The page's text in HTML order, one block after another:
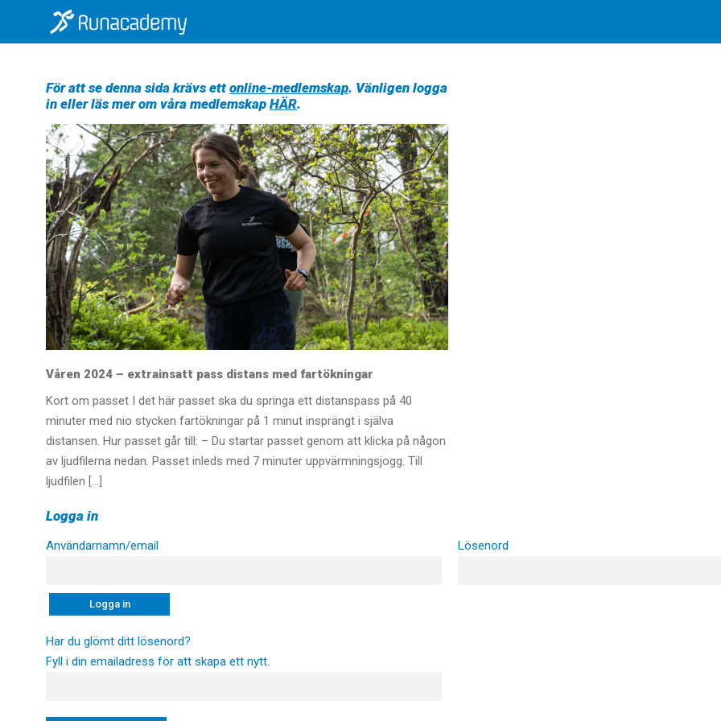
För att se denna sida krävs ett online-medlemskap. Vänligen logga
in eller läs mer om våra medlemskap HÄR.
Våren 2024 – extrainsatt pass distans med fartökningar
Kort om passet I det här passet ska du springa ett distanspass på 40
minuter med nio stycken fartökningar på 1 minut insprängt i själva
distansen. Hur passet går till: – Du startar passet genom att klicka på någon
av ljudfilerna nedan. Passet inleds med 7 minuter uppvärmningsjogg. Till
ljudfilen […]
Logga in
Användarnamn/email Lösenord
Har du glömt ditt lösenord?
Fyll i din emailadress för att skapa ett nytt.